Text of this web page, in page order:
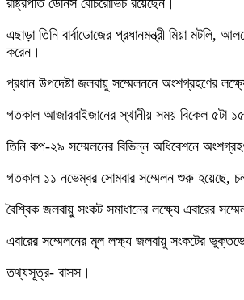
রাষ্ট্রপতি ডেনিস বেচিরোভিচ রয়েছেন।
এছাড়া তিনি বার্বাডোজের প্রধানমন্ত্রী মিয়া মটলি,
করেন।
প্রধান উপদেষ্টা জলবায়ু সম্মেলননে অংশগ্রহণের
গতকাল আজারবাইজানের স্থানীয় সময় বিকেল ৫টা ১৫
তিনি কপ-২৯ সম্মেলনের বিভিন্ন অধিবেশনে
গতকাল ১১ নভেম্বর সোমবার সম্মেলন শুরু হয়েছে,
বৈশ্বিক জলবায়ু সংকট সমাধানের লক্ষ্যে এবারের
এবারের সম্মেলনের মূল লক্ষ্য জলবায়ু সংকটের
তথ্যসূত্র- বাসস।